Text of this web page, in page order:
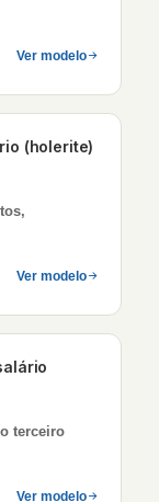
Ver modelo
(holerite)
Ver modelo
terceiro
Ver modelo